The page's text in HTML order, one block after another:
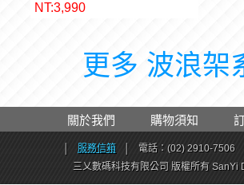
NT:3,990
更多 波浪架
關於我們 購物須知
服務信箱 電話：(02) 2910-7506
三乂數碼科技有限公司 版權所有